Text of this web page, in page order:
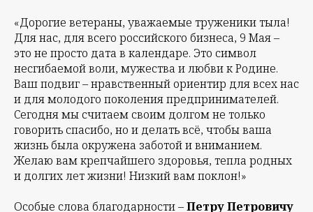
«Дорогие ветераны, уважаемые труженики тыла!
Для нас, для всего российского бизнеса, 9 Мая –
это не просто дата в календаре. Это символ
несгибаемой воли, мужества и любви к Родине.
Ваш подвиг – нравственный ориентир для всех нас
и для молодого поколения предпринимателей.
Сегодня мы считаем своим долгом не только
говорить спасибо, но и делать всё, чтобы ваша
жизнь была окружена заботой и вниманием.
Желаю вам крепчайшего здоровья, тепла родных
и долгих лет жизни! Низкий вам поклон!»
Особые слова благодарности –Петру Петровичу